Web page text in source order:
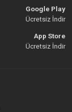
Google Play
Ücretsiz İndir
App Store
Ücretsiz İndir